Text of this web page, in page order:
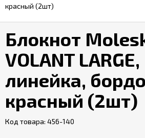
ручек
Контакты
красный (2шт)
Блокнот
VOLANT LARGE,
линейка,
красный (2шт)
Код товара: 456-140